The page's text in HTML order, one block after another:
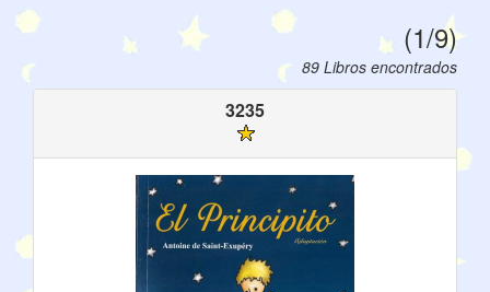
(1/9)
89 Libros encontrados
3235